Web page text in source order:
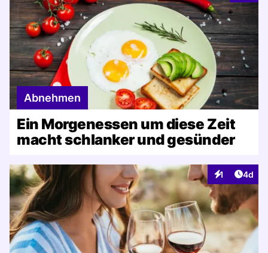
Abnehmen
Ein Morgenessen um diese Zeit
macht schlanker und gesünder
1
Interaktionen
4d